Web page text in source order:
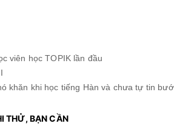
viên học TOPIK lần đầu
khăn khi học tiếng Hàn và chưa tự tin
THỬ, BẠN CẦN